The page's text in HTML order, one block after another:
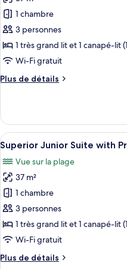
View
Private
Pool,
Partial
Sea
View
pour
ce
type
de
chambre :
Superior
with
Private
Pool
&
Sea
View
1 chambre
3 personnes
1 très grand lit et 1 canapé-lit
Wi-Fi gratuit
Plus de détails
Plus
le
type
de
chambre
Superior
Junior
Suite
with
Private
Pool
&
Sea
Afficher
toutes
les
photos
pour
ce
type
de
chambre :
Superior
6
Superior Junior Suite with
Vue sur la plage
37 m²
1 chambre
3 personnes
1 très grand lit et 1 canapé-lit
Wi-Fi gratuit
Plus de détails
Plus